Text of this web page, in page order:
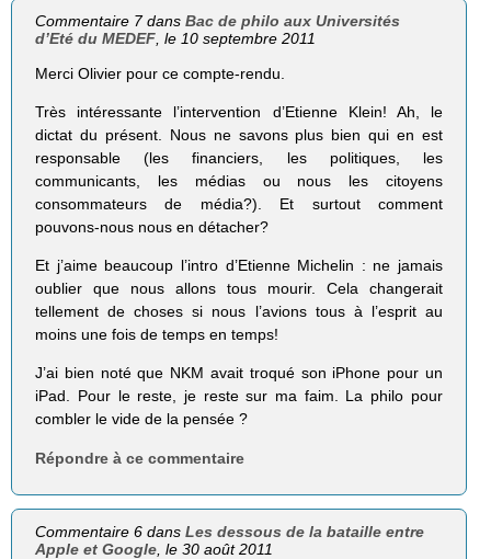
Commentaire 7 dansBac de philo aux Universités
d’Eté du MEDEF , le 10 septembre 2011
Merci Olivier pour ce compte-rendu.
Très intéressante l’intervention d’Etienne Klein! Ah, le
dictat du présent. Nous ne savons plus bien qui en est
responsable (les financiers, les politiques, les
communicants, les médias ou nous les citoyens
consommateurs de média?). Et surtout comment
pouvons-nous nous en détacher?
Et j’aime beaucoup l’intro d’Etienne Miche­lin : ne jamais
oublier que nous allons tous mourir. Cela changerait
tellement de choses si nous l’avions tous à l’esprit au
moins une fois de temps en temps!
J’ai bien noté que NKM avait troqué son iPhone pour un
iPad. Pour le reste, je reste sur ma faim. La philo pour
combler le vide de la pensée ?
Répondre à ce commentaire
Commentaire 6 dansLes dessous de la bataille entre
Apple et Google , le 30 août 2011